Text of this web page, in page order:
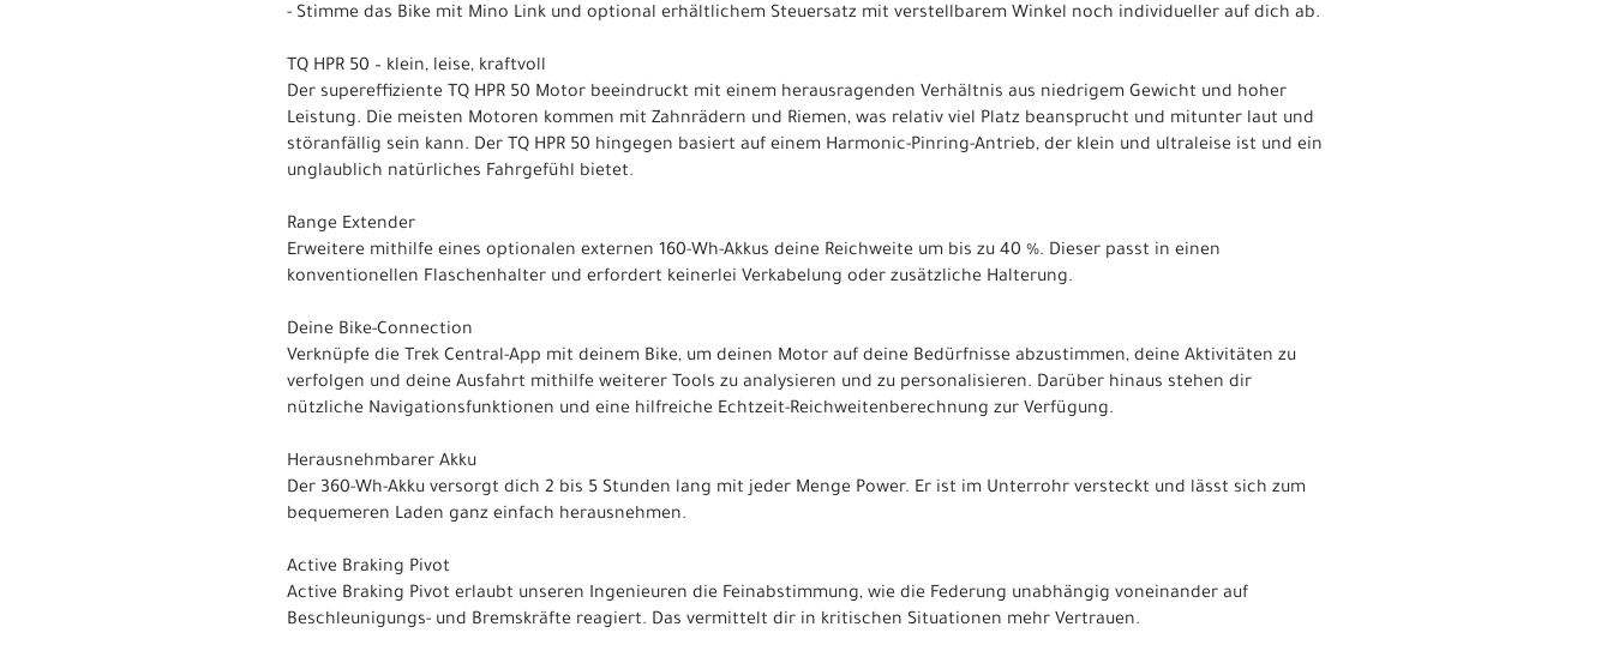
- Stimme das Bike mit Mino Link und optional erhältlichem Steuersatz mit verstellbarem Winkel noch individueller auf dich ab.
TQ HPR 50 – klein, leise, kraftvoll
Der supereffiziente TQ HPR 50 Motor beeindruckt mit einem herausragenden Verhältnis aus niedrigem Gewicht und hoher
Leistung. Die meisten Motoren kommen mit Zahnrädern und Riemen, was relativ viel Platz beansprucht und mitunter laut und
störanfällig sein kann. Der TQ HPR 50 hingegen basiert auf einem Harmonic-Pinring-Antrieb, der klein und ultraleise ist und ein
unglaublich natürliches Fahrgefühl bietet.
Range Extender
Erweitere mithilfe eines optionalen externen 160-Wh-Akkus deine Reichweite um bis zu 40 %. Dieser passt in einen
konventionellen Flaschenhalter und erfordert keinerlei Verkabelung oder zusätzliche Halterung.
Deine Bike-Connection
Verknüpfe die Trek Central-App mit deinem Bike, um deinen Motor auf deine Bedürfnisse abzustimmen, deine Aktivitäten zu
verfolgen und deine Ausfahrt mithilfe weiterer Tools zu analysieren und zu personalisieren. Darüber hinaus stehen dir
nützliche Navigationsfunktionen und eine hilfreiche Echtzeit-Reichweitenberechnung zur Verfügung.
Herausnehmbarer Akku
Der 360-Wh-Akku versorgt dich 2 bis 5 Stunden lang mit jeder Menge Power. Er ist im Unterrohr versteckt und lässt sich zum
bequemeren Laden ganz einfach herausnehmen.
Active Braking Pivot
Active Braking Pivot erlaubt unseren Ingenieuren die Feinabstimmung, wie die Federung unabhängig voneinander auf
Beschleunigungs- und Bremskräfte reagiert. Das vermittelt dir in kritischen Situationen mehr Vertrauen.